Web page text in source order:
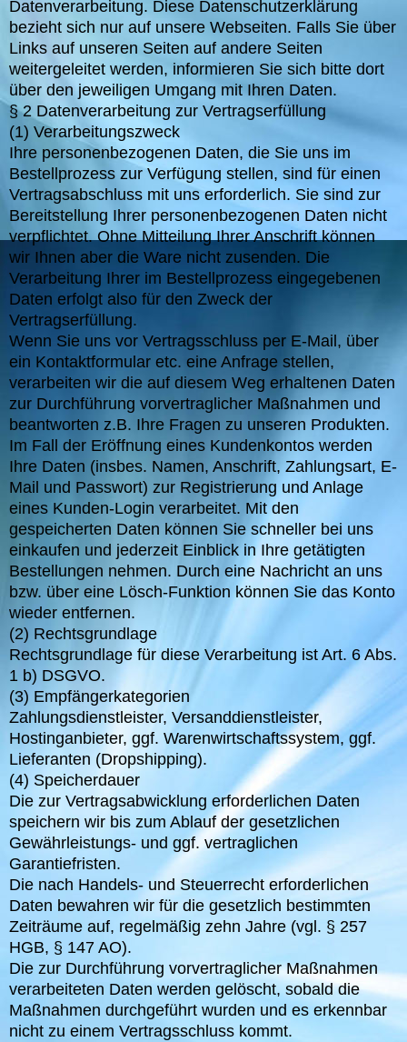
Datenverarbeitung. Diese Datenschutzerklärung
bezieht sich nur auf unsere Webseiten. Falls Sie über
Links auf unseren Seiten auf andere Seiten
weitergeleitet werden, informieren Sie sich bitte dort
über den jeweiligen Umgang mit Ihren Daten.
§ 2 Datenverarbeitung zur Vertragserfüllung
(1) Verarbeitungszweck
Ihre personenbezogenen Daten, die Sie uns im
Bestellprozess zur Verfügung stellen, sind für einen
Vertragsabschluss mit uns erforderlich. Sie sind zur
Bereitstellung Ihrer personenbezogenen Daten nicht
verpflichtet. Ohne Mitteilung Ihrer Anschrift können
wir Ihnen aber die Ware nicht zusenden. Die
Verarbeitung Ihrer im Bestellprozess eingegebenen
Daten erfolgt also für den Zweck der
Vertragserfüllung.
Wenn Sie uns vor Vertragsschluss per E-Mail, über
ein Kontaktformular etc. eine Anfrage stellen,
verarbeiten wir die auf diesem Weg erhaltenen Daten
zur Durchführung vorvertraglicher Maßnahmen und
beantworten z.B. Ihre Fragen zu unseren Produkten.
Im Fall der Eröffnung eines Kundenkontos werden
Ihre Daten (insbes. Namen, Anschrift, Zahlungsart, E-
Mail und Passwort) zur Registrierung und Anlage
eines Kunden-Login verarbeitet. Mit den
gespeicherten Daten können Sie schneller bei uns
einkaufen und jederzeit Einblick in Ihre getätigten
Bestellungen nehmen. Durch eine Nachricht an uns
bzw. über eine Lösch-Funktion können Sie das Konto
wieder entfernen.
(2) Rechtsgrundlage
Rechtsgrundlage für diese Verarbeitung ist Art. 6 Abs.
1 b) DSGVO.
(3) Empfängerkategorien
Zahlungsdienstleister, Versanddienstleister,
Hostinganbieter, ggf. Warenwirtschaftssystem, ggf.
Lieferanten (Dropshipping).
(4) Speicherdauer
Die zur Vertragsabwicklung erforderlichen Daten
speichern wir bis zum Ablauf der gesetzlichen
Gewährleistungs- und ggf. vertraglichen
Garantiefristen.
Die nach Handels- und Steuerrecht erforderlichen
Daten bewahren wir für die gesetzlich bestimmten
Zeiträume auf, regelmäßig zehn Jahre (vgl. § 257
HGB, § 147 AO).
Die zur Durchführung vorvertraglicher Maßnahmen
verarbeiteten Daten werden gelöscht, sobald die
Maßnahmen durchgeführt wurden und es erkennbar
nicht zu einem Vertragsschluss kommt.